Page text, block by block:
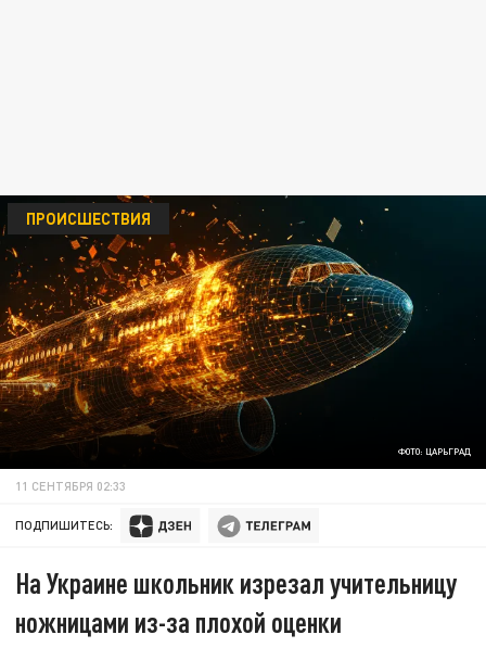
ФОТО: ЦАРЬГРАД
ПРОИСШЕСТВИЯ
11 СЕНТЯБРЯ 02:33
ПОДПИШИТЕСЬ:
На Украине школьник изрезал учительницу
ножницами из-за плохой оценки